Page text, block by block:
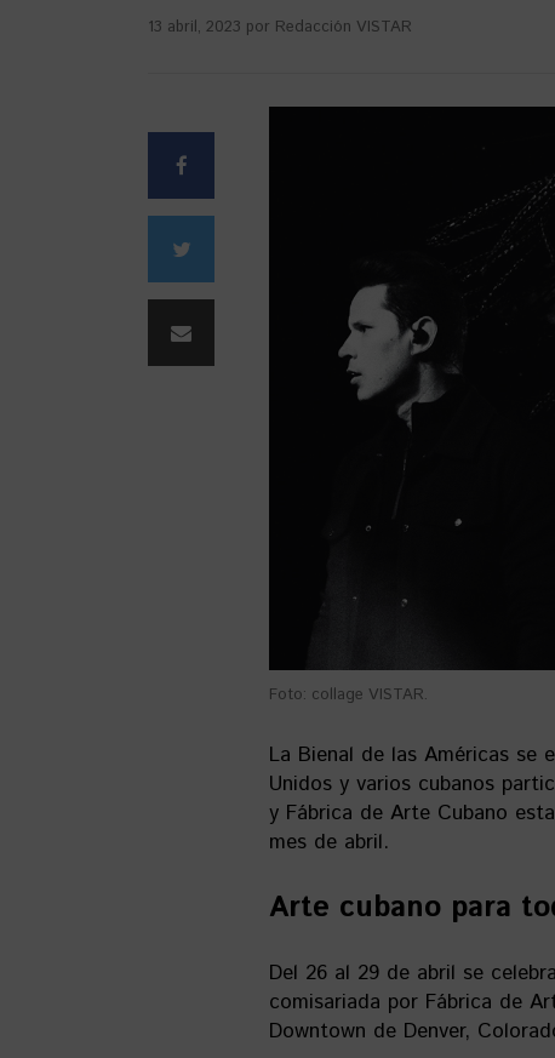
13 abril, 2023 por Redacción VISTAR
Foto: collage VISTAR.
La Bienal de las Américas se
Unidos y varios cubanos
y Fábrica de Arte Cubano
mes de abril.
Arte cubano para
Del 26 al 29 de abril se
comisariada por Fábrica de
Downtown de Denver,